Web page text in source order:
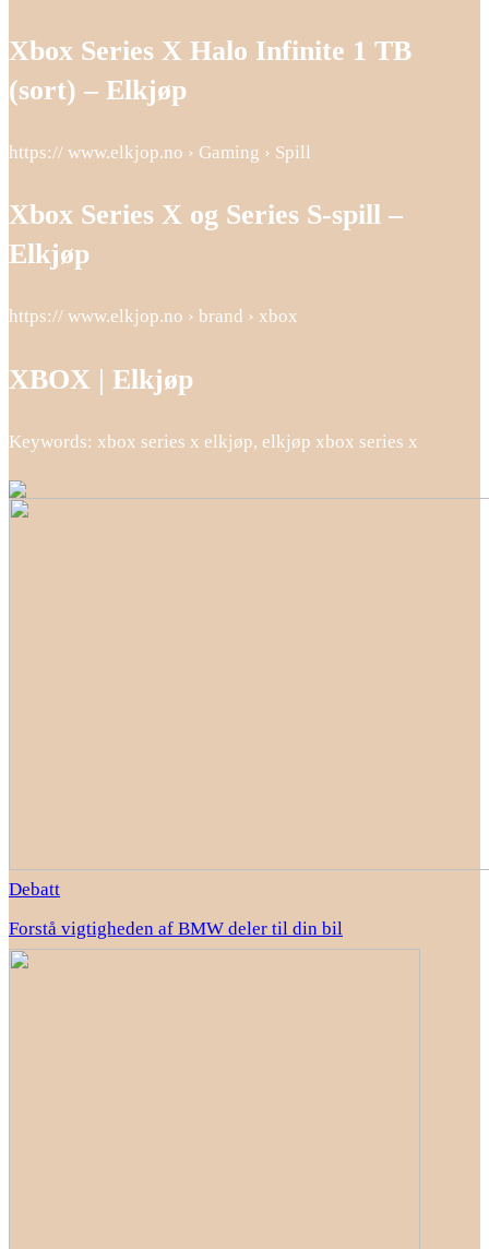
Xbox Series X Halo Infinite 1 TB
(sort) – Elkjøp
https:// www.elkjop.no › Gaming › Spill
Xbox Series X og Series S-spill –
Elkjøp
https:// www.elkjop.no › brand › xbox
XBOX | Elkjøp
Keywords: xbox series x elkjøp, elkjøp xbox series x
Debatt
Forstå vigtigheden af BMW deler til din bil